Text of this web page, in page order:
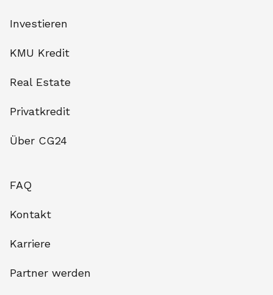
Investieren
KMU Kredit
Real Estate
Privatkredit
Über CG24
FAQ
Kontakt
Karriere
Partner werden